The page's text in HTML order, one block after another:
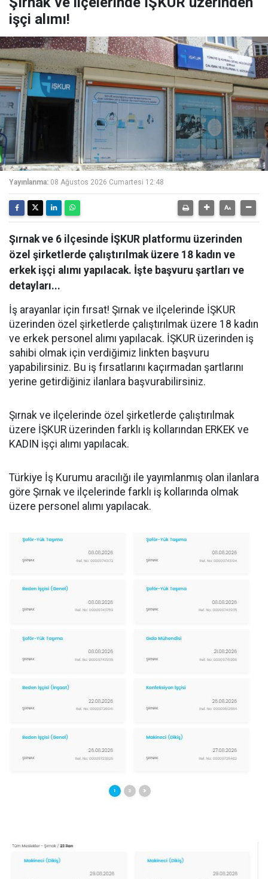
işçi alımı!
Yayınlanma: 08 Ağustos 2026 Cumartesi 12:48
Şırnak ve 6 ilçesinde İŞKUR platformu üzerinden
özel şirketlerde çalıştırılmak üzere 18 kadın ve
erkek işçi alımı yapılacak. İşte başvuru şartları ve
detayları...
İş arayanlar için fırsat! Şırnak ve ilçelerinde İŞKUR
üzerinden özel şirketlerde çalıştırılmak üzere 18 kadın
ve erkek personel alımı yapılacak. İŞKUR üzerinden iş
sahibi olmak için verdiğimiz linkten başvuru
yapabilirsiniz. Bu iş fırsatlarını kaçırmadan şartlarını
yerine getirdiğiniz ilanlara başvurabilirsiniz.
Şırnak ve ilçelerinde özel şirketlerde çalıştırılmak
üzere İŞKUR üzerinden farklı iş kollarından ERKEK ve
KADIN işçi alımı yapılacak.
Türkiye İş Kurumu aracılığı ile yayımlanmış olan ilanlara
göre Şırnak ve ilçelerinde farklı iş kollarında olmak
üzere personel alımı yapılacak.